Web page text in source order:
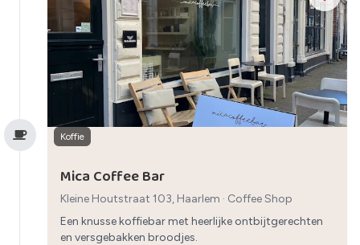
Koffie
Mica Coffee Bar
Kleine Houtstraat 103, Haarlem · Coffee Shop
Een knusse koffiebar met heerlijke ontbijtgerechten
en versgebakken broodjes.